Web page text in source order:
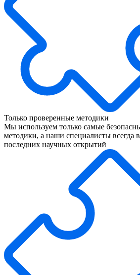
Только проверенные методики
Мы используем только самые
методики, а наши специалисты всегда
последних научных открытий